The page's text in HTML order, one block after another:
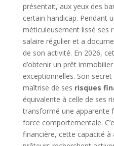
présentait, aux yeux des
certain handicap. Pendant
méticuleusement lissé ses
salaire régulier et a
de son activité. En 2026,
d’obtenir un prêt
exceptionnelles. Son
maîtrise de ses risques
équivalente à celle de ses
transformé une apparente
force comportementale.
financière, cette capacité à